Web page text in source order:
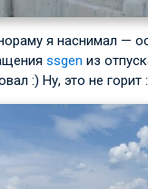
я наснимал —
ssgen из
:) Ну, это не горит